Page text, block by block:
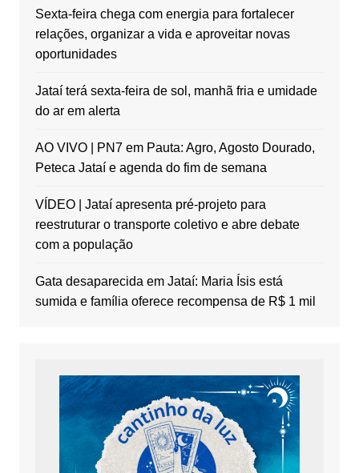
Sexta-feira chega com energia para fortalecer
relações, organizar a vida e aproveitar novas
oportunidades
Jataí terá sexta-feira de sol, manhã fria e umidade
do ar em alerta
AO VIVO | PN7 em Pauta: Agro, Agosto Dourado,
Peteca Jataí e agenda do fim de semana
VÍDEO | Jataí apresenta pré-projeto para
reestruturar o transporte coletivo e abre debate
com a população
Gata desaparecida em Jataí: Maria Ísis está
sumida e família oferece recompensa de R$ 1 mil